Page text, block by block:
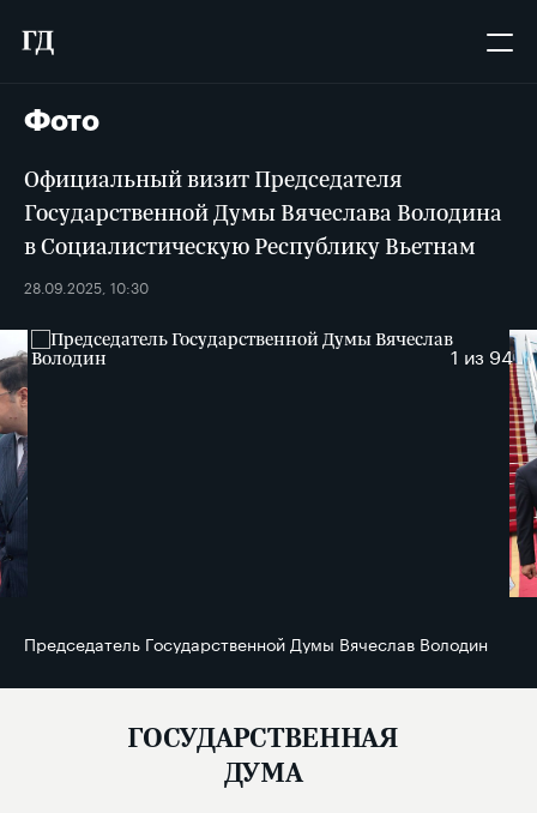
Фото
Официальный визит Председателя
Государственной Думы Вячеслава Володина
в Социалистическую Республику Вьетнам
28.09.2025, 10:30
1 из 94
Председатель Государственной Думы Вячеслав Володин
ГОСУДАРСТВЕННАЯ
ДУМА